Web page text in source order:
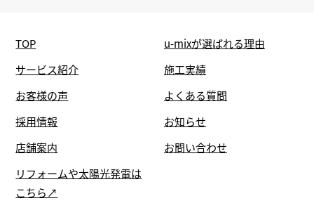
TOP
u-mixが選ばれる理由
サービス紹介
施工実績
お客様の声
よくある質問
採用情報
お知らせ
店舗案内
お問い合わせ
リフォームや太陽光発電は
こちら↗